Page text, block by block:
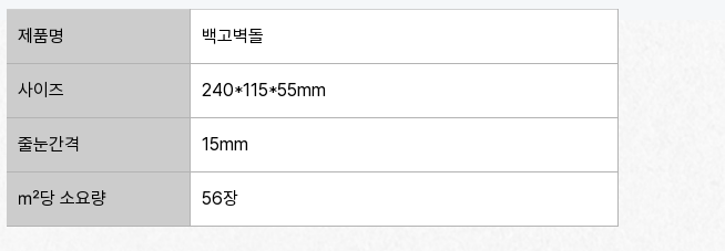
제품명 백고벽돌
사이즈 240*115*55mm
줄눈간격 15mm
㎡당 소요량 56장